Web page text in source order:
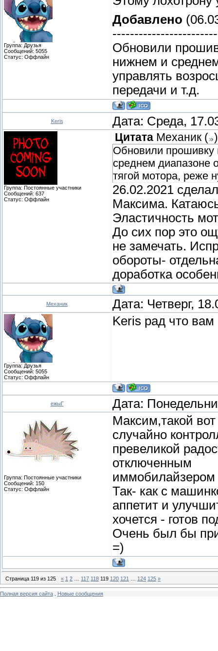
Группа: Друзья
Сообщений: 5055
Статус: Оффлайн
Добавлено
Обновили
нижнем и
управлять
передачи и т.д.
Keris Дата: Среда,
Группа: Постоянные участники
Сообщений: 637
Статус: Оффлайн
Цитата Механик ( )
Обновили прошивку
среднем диапазоне
тягой мотора, реже
26.02.2021
Максима.
Эластичность
До сих пор это
не замечать.
обороты-
доработка
Механик Дата: Четверг,
Группа: Друзья
Сообщений: 5055
Статус: Оффлайн
Keris рад что
ежыГ Дата:
Группа: Постоянные участники
Сообщений: 150
Статус: Оффлайн
Максим,такой
случайно
превеликой
отключенным
иммобилайзером
Так- как с
аппетит и
хочется - готов
Очень был бы
=)
Страница 119 из 125 « 1 2 117 118 119 120 121 124 125 »
Полная версия сайта Новые сообщения